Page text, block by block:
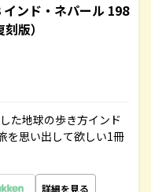
ンド・ネパール 198
版）
た地球の歩き方インド
思い出して欲しい1冊
詳細を見る